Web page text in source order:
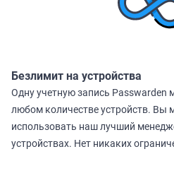
Безлимит на устройства
Одну учетную запись Passwarden
любом количестве устройств. Вы
использовать наш лучший
устройствах. Нет никаких